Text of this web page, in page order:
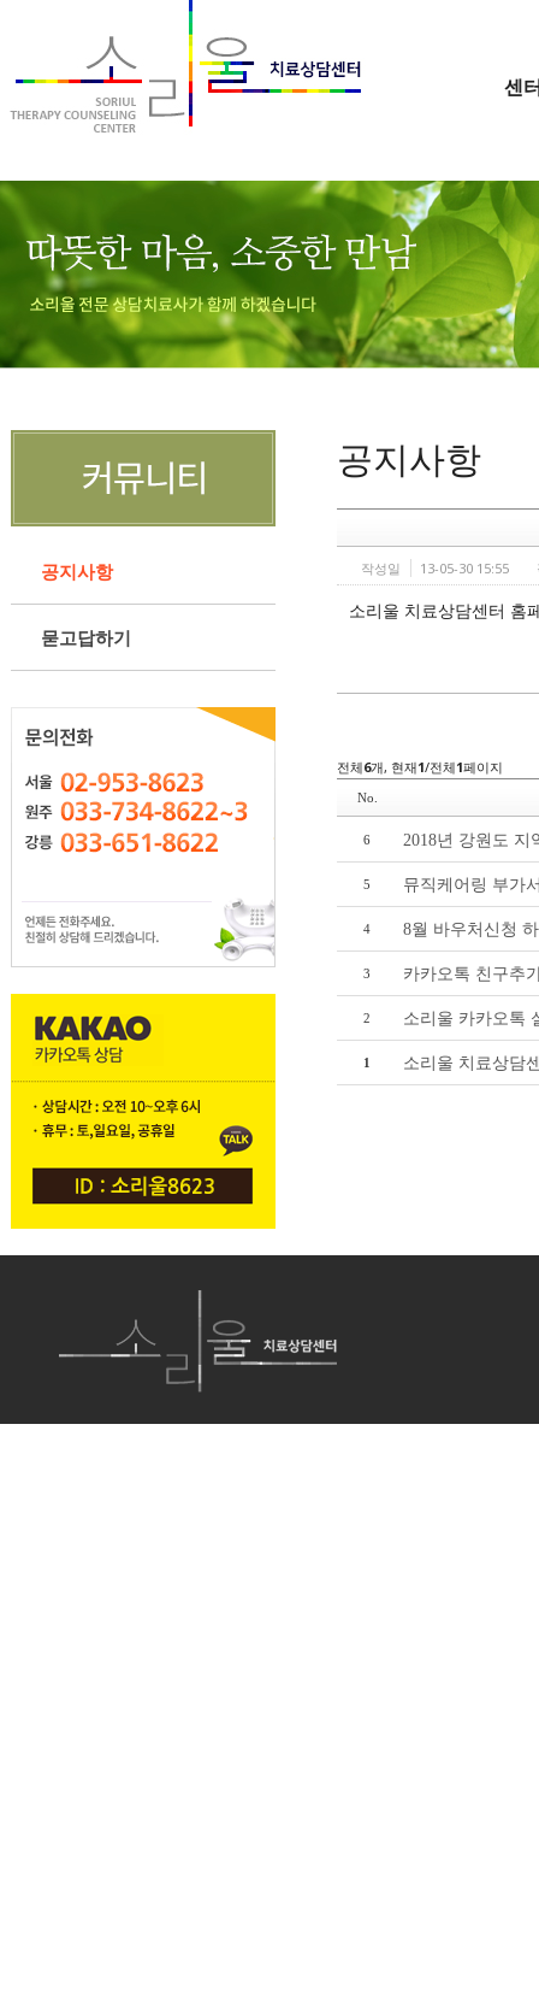
센
공지사항
묻고답하기
공지사항
작성일 13-05-30 15:55
소리울 치료상담센터 홈
전체6개, 현재1/전체1페이지
No.
6 2018년 강원도
5 뮤직케어링 부가
4 8월 바우처신청
3 카카오톡 친구추
2 소리울 카카오톡
1 소리울 치료상담